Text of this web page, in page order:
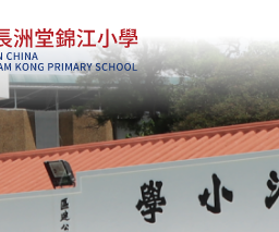
Toggle main menu visibility